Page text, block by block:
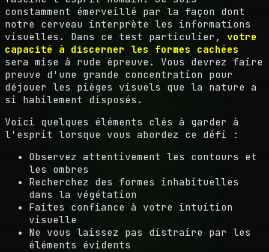
constamment émerveillé par la façon dont
notre cerveau interprète les informations
visuelles. Dans ce test particulier, votre
capacité à discerner les formes cachées
sera mise à rude épreuve. Vous devrez faire
preuve d'une grande concentration pour
déjouer les pièges visuels que la nature a
si habilement disposés.
Voici quelques éléments clés à garder à
l'esprit lorsque vous abordez ce défi :
Observez attentivement les contours et
les ombres
Recherchez des formes inhabituelles
dans la végétation
Faites confiance à votre intuition
visuelle
Ne vous laissez pas distraire par les
éléments évidents